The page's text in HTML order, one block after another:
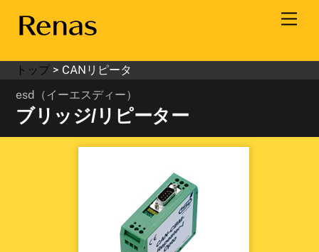
トップ > CANリピータ
esd（イーエスディー）
ブリッジ/リピーター